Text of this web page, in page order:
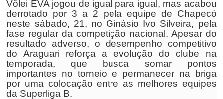
Vôlei EVA jogou de igual para igual, mas acabou
derrotado por 3 a 2 pela equipe de Chapecó
neste sábado, 21, no Ginásio Ivo Silveira, pela
fase regular da competição nacional. Apesar do
resultado adverso, o desempenho competitivo
do Araguari reforça a evolução do clube na
temporada, que busca somar pontos
importantes no torneio e permanecer na briga
por uma colocação entre as melhores equipes
da Superliga B.